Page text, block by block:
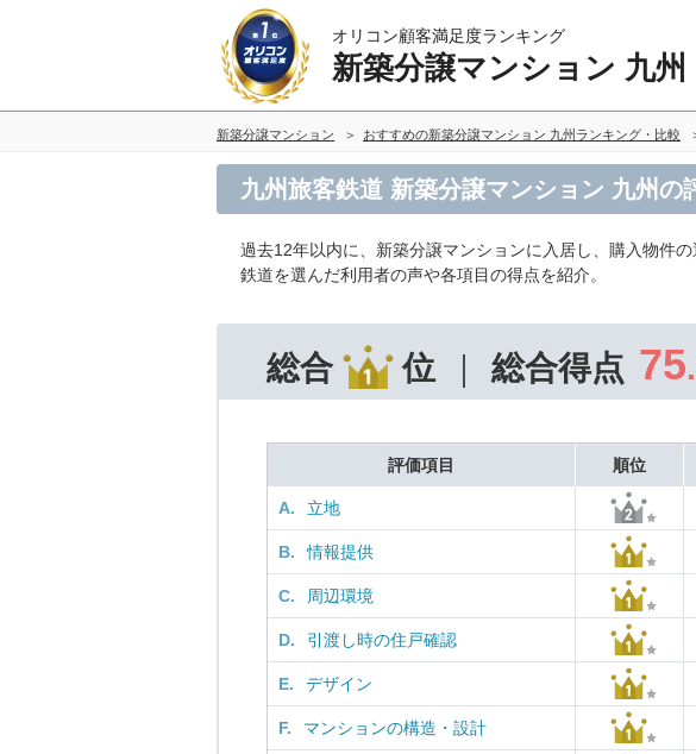
オリコン顧客満足度ランキング
新築分譲マンション 九州
新築分譲マンション おすすめの新築分譲マンション 九州ランキング・比較
九州旅客鉄道 新築分譲マンション 九州の
過去12年以内に、新築分譲マンションに入居し、購入物件の
鉄道を選んだ利用者の声や各項目の得点を紹介。
総合 位 総合得点 75
評価項目 順位
A. 立地
B. 情報提供
C. 周辺環境
D. 引渡し時の住戸確認
E. デザイン
F. マンションの構造・設計